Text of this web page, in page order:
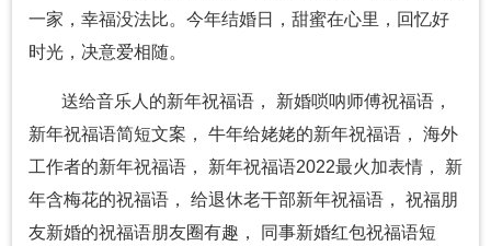
一家，幸福没法比。今年结婚日，甜蜜在心里，回忆好
时光，决意爱相随。
送给音乐人的新年祝福语， 新婚唢呐师傅祝福语，
新年祝福语简短文案， 牛年给姥姥的新年祝福语， 海外
工作者的新年祝福语， 新年祝福语2022最火加表情， 新
年含梅花的祝福语， 给退休老干部新年祝福语， 祝福朋
友新婚的祝福语朋友圈有趣， 同事新婚红包祝福语短